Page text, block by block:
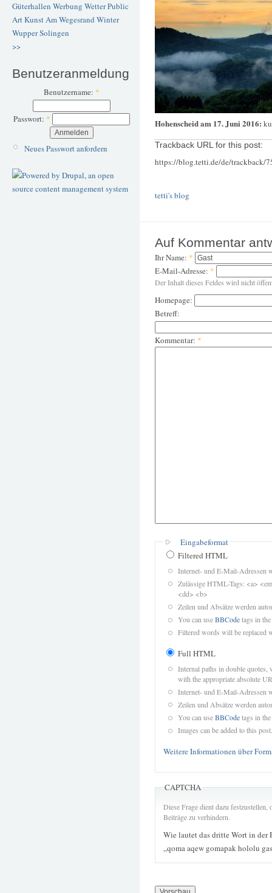
Güterhallen Werbung WetterPublic
ArtKunstAm Wegesrand Winter
WupperSolingen
>>
Benutzeranmeldung
Benutzername: *
Passwort: *
Neues Passwort anfordern
Hohenscheid am 17. Juni 2016:
Trackback URL for this post:
https://blog.tetti.de/de/trackback/
tetti's blog
Auf Kommentar
Ihr Name: *
E-Mail-Adresse: *
Der Inhalt dieses Feldes wird nicht
Homepage:
Betreff:
Kommentar: *
Eingabeformat
Filtered HTML
Internet- und E-Mail-Adressen
Zulässige HTML-Tags: <a>
<dd> <b>
Zeilen und Absätze werden
You can useBBCodetags in
Filtered words will be replaced
Full HTML
Internal paths in double quotes,
with the appropriate absolute
Internet- und E-Mail-Adressen
Zeilen und Absätze werden
You can useBBCodetags in
Images can be added to this post.
Weitere Informationen über
CAPTCHA
Diese Frage dient dazu
Beiträge zu verhindern.
Wie lautet das dritte Wort in der
„qoma aqew gomapak hololu